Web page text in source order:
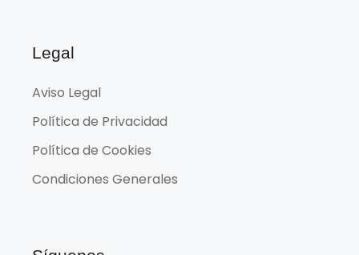
Legal
Aviso Legal
Política de Privacidad
Política de Cookies
Condiciones Generales